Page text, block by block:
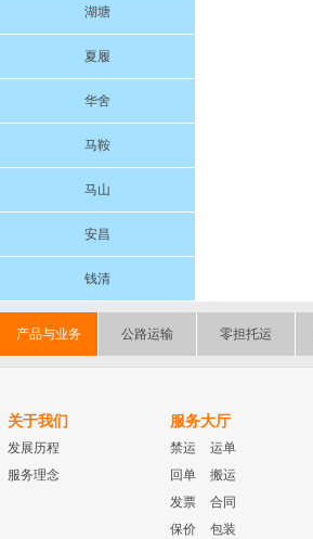
湖塘
夏履
华舍
马鞍
马山
安昌
钱清
产品与业务 公路运输 零担托运
关于我们
发展历程
服务理念
服务大厅
禁运
运单
回单
搬运
发票
合同
保价
包装